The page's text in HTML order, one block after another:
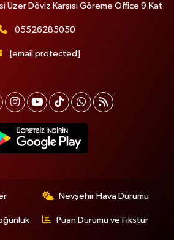
Uzer Döviz Karşısı Göreme Office 9.Kat
05526285050
[email protected]
Nevşehir Hava Durumu
Puan Durumu ve Fikstür